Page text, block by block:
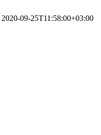
2020-09-25T11:58:00+03:00